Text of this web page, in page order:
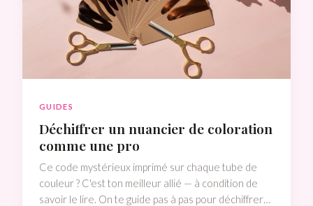
GUIDES
Déchiffrer un nuancier de coloration
comme une pro
Ce code mystérieux imprimé sur chaque tube de
couleur ? C'est ton meilleur allié — à condition de
savoir le lire. On te guide pas à pas pour déchiffrer